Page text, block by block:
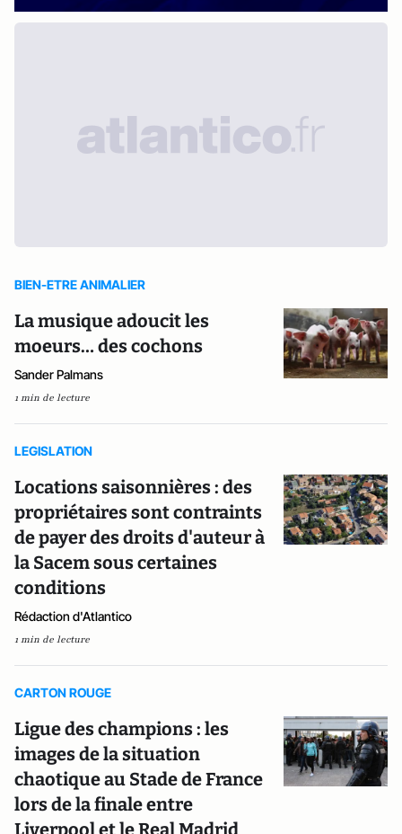
BIEN-ETRE ANIMALIER
La musique adoucit les
moeurs… des cochons
Sander Palmans
1 min de lecture
LEGISLATION
Locations saisonnières : des
propriétaires sont contraints
de payer des droits d'auteur à
la Sacem sous certaines
conditions
Rédaction d'Atlantico
1 min de lecture
CARTON ROUGE
Ligue des champions : les
images de la situation
chaotique au Stade de France
lors de la finale entre
Liverpool et le Real Madrid